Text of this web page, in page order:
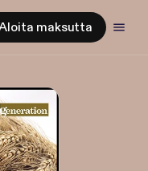
maksutta